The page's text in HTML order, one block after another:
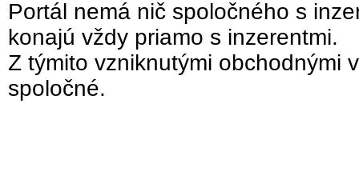
Portál nemá nič spoločného s
konajú vždy priamo s inzerentmi.
Z týmito vzniknutými obchodnými
spoločné.